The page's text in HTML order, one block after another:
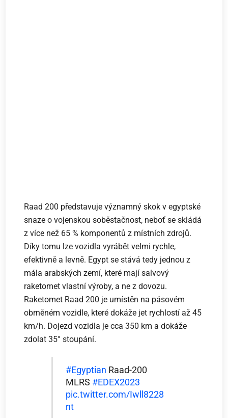
Raad 200 představuje významný skok v egyptské
snaze o vojenskou soběstačnost, neboť se skládá
z více než 65 % komponentů z místních zdrojů.
Díky tomu lze vozidla vyrábět velmi rychle,
efektivně a levně. Egypt se stává tedy jednou z
mála arabských zemí, které mají salvový
raketomet vlastní výroby, a ne z dovozu.
Raketomet Raad 200 je umístěn na pásovém
obrněném vozidle, které dokáže jet rychlostí až 45
km/h. Dojezd vozidla je cca 350 km a dokáže
zdolat 35° stoupání.
#Egyptian Raad-200
MLRS #EDEX2023
pic.twitter.com/Iwll8228
nt